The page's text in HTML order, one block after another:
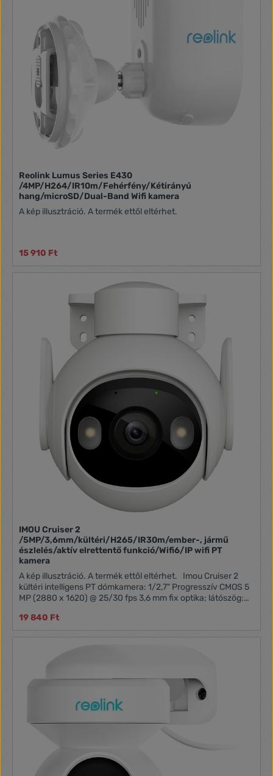
Reolink Lumus Series E430
/4MP/H264/IR10m/Fehérfény/Kétirányú
hang/microSD/Dual-Band Wifi kamera
A kép illusztráció. A termék ettől eltérhet.
15 910 Ft
IMOU Cruiser 2
/5MP/3,6mm/kültéri/H265/IR30m/ember-, jármű
észlelés/aktív elrettentő funkció/Wifi6/IP wifi PT
kamera
A kép illusztráció. A termék ettől eltérhet. Imou Cruiser 2
kültéri intelligens PT dómkamera: 1/2,7" Progresszív CMOS 5
MP (2880 x 1620) @ 25/30 fps 3,6 mm fix optika; látószög:
110 dB beépített sziréna 8x digitális zoom 1x 100Mbps
Ethernet port Wifi: IEEE802.11b/g/n ONVIF Android és iOS
abnormális hang észlelés Tápellátás: DC12V1A Max.
Méret: 110,4 x 128,8 x 132,7 mm Súly: 370g IP66 védelem
19 840 Ft